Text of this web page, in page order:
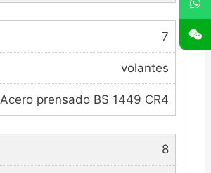
7
volantes
Acero prensado BS 1449 CR4
8